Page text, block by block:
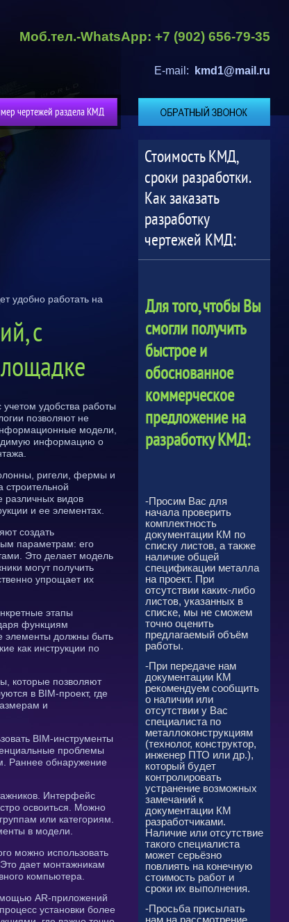
E-mail: kmd1@mail.ru
Моб.тел.-WhatsApp: +7 (902) 656-79-35
чертежей раздела КМД
удобно работать на
с
удобства работы
позволяют не
модели,
информацию о
ригели, фермы и
строительной
различных видов
и ее элементах.
создать
параметрам: его
Это делает модель
могут получить
упрощает их
этапы
функциям
элементы должны быть
как инструкции по
которые позволяют
в BIM-проект, где
и
BIM-инструменты
проблемы
Раннее обнаружение
Интерфейс
освоиться. Можно
или категориям.
в модели.
можно использовать
дает монтажникам
компьютера.
AR-приложений
установки более
Стоимость КМД,
сроки разработки.
Как заказать
разработку
чертежей КМД:
Для того, чтобы Вы
смогли получить
быстрое и
обоснованное
коммерческое
предложение на
разработку КМД:
-Просим Вас для
начала проверить
комплектность
документации КМ по
списку листов, а также
наличие общей
спецификации металла
на проект. При
отсутствии каких-либо
листов, указанных в
списке, мы не сможем
точно оценить
предлагаемый объём
работы.
-При передаче нам
документации КМ
рекомендуем сообщить
о наличии или
отсутствии у Вас
специалиста по
металлоконструкциям
(технолог, конструктор,
инженер ПТО или др.),
который будет
контролировать
устранение возможных
замечаний к
документации КМ
разработчиками.
Наличие или отсутствие
такого специалиста
может серьёзно
повлиять на конечную
стоимость работ и
сроки их выполнения.
-Просьба присылать
нам на рассмотрение